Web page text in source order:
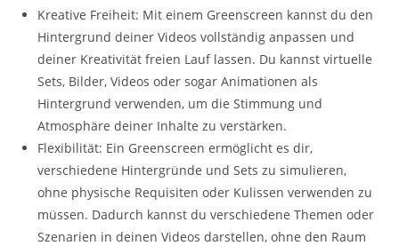
Kreative Freiheit: Mit einem Greenscreen kannst du den
Hintergrund deiner Videos vollständig anpassen und
deiner Kreativität freien Lauf lassen. Du kannst virtuelle
Sets, Bilder, Videos oder sogar Animationen als
Hintergrund verwenden, um die Stimmung und
Atmosphäre deiner Inhalte zu verstärken.
Flexibilität: Ein Greenscreen ermöglicht es dir,
verschiedene Hintergründe und Sets zu simulieren,
ohne physische Requisiten oder Kulissen verwenden zu
müssen. Dadurch kannst du verschiedene Themen oder
Szenarien in deinen Videos darstellen, ohne den Raum